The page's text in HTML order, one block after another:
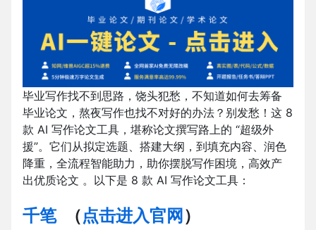
毕业写作找不到思路，饶头犯愁，不知道如何去筹备
毕业论文，熬夜写作也找不对好的办法？别发愁！这 8
款 AI 写作论文工具，堪称论文撰写路上的 “超级外
援”。它们从拟定选题、搭建大纲，到填充内容、润色
降重，全流程智能助力，助你摆脱写作困境，高效产
出优质论文 。以下是 8 款 AI 写作论文工具：
千笔（点击进入官网 ）